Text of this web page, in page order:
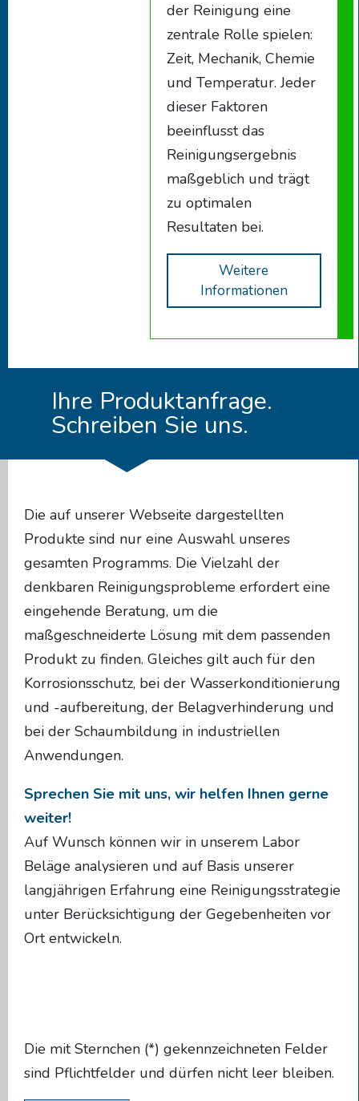
der Reinigung eine
zentrale Rolle spielen:
Zeit, Mechanik, Chemie
und Temperatur. Jeder
dieser Faktoren
beeinflusst das
Reinigungsergebnis
maßgeblich und trägt
zu optimalen
Resultaten bei.
Weitere
Informationen
Ihre Produktanfrage.
Schreiben Sie uns.
Die auf unserer Webseite dargestellten
Produkte sind nur eine Auswahl unseres
gesamten Programms. Die Vielzahl der
denkbaren Reinigungsprobleme erfordert eine
eingehende Beratung, um die
maßgeschneiderte Lösung mit dem passenden
Produkt zu finden. Gleiches gilt auch für den
Korrosionsschutz, bei der Wasserkonditionierung
und -aufbereitung, der Belagverhinderung und
bei der Schaumbildung in industriellen
Anwendungen.
Sprechen Sie mit uns, wir helfen Ihnen gerne
weiter!
Auf Wunsch können wir in unserem Labor
Beläge analysieren und auf Basis unserer
langjährigen Erfahrung eine Reinigungsstrategie
unter Berücksichtigung der Gegebenheiten vor
Ort entwickeln.
Die mit Sternchen (*) gekennzeichneten Felder
sind Pflichtfelder und dürfen nicht leer bleiben.